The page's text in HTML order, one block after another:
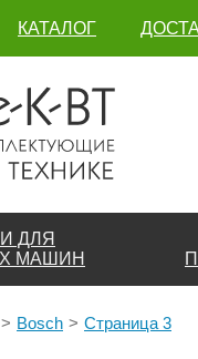
КАТАЛОГ
ДЛЯ
МАШИН
Bosch Страница 3